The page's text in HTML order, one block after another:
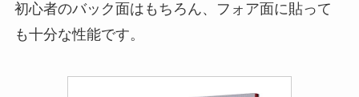
初心者のバック面はもちろん、フォア面に貼って
も十分な性能です。